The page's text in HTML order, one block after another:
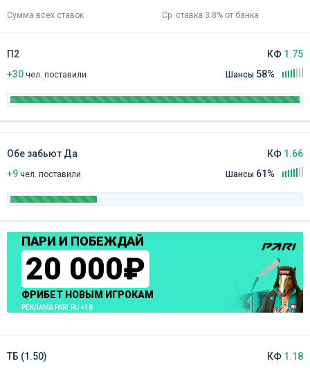
Сумма всех ставок Ср. ставка 3.8% от банка
П2
+30 чел. поставили
КФ 1.75
Шансы 58%
Обе забьют Да
+9 чел. поставили
КФ 1.66
Шансы 61%
ПАРИ И ПОБЕЖДАЙ
20 000₽
ФРИБЕТ НОВЫМ ИГРОКАМ
РЕКЛАМА PARI.RU +18
ТБ (1.50)
КФ 1.18